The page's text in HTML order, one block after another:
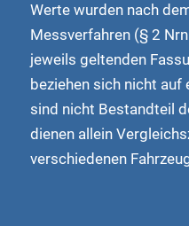
Werte wurden nach
Messverfahren (§ 2
jeweils geltenden
beziehen sich nicht auf
sind nicht Bestandteil
dienen allein
verschiedenen